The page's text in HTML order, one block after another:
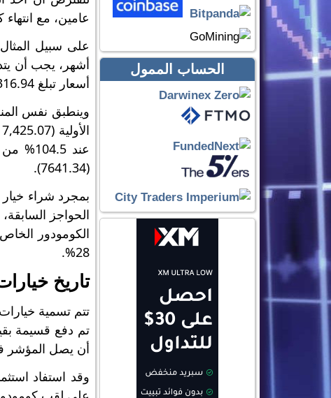
الحساب الممول
عامين، مع
أسعار تبلغ 7,316.94. إذا كان الأمر كذلك، سيحصل المستثمر على قسيمة بقيمة 7٪.
(7641.34).
الحواجز
الكومودور
28%.
تاريخ
تتم تسمية
أن يصل المؤشر في السنة الأولى إلى 102%،
وقد استفاد